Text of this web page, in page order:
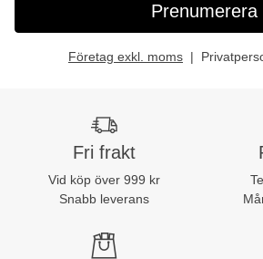
Prenumerera
Företag exkl. moms
Fri frakt
Vid köp över 999 kr
Snabb leverans